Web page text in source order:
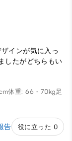
インが気に入っ
したがどちらもい
体重: 66 - 70kg足
告 役に立った 0